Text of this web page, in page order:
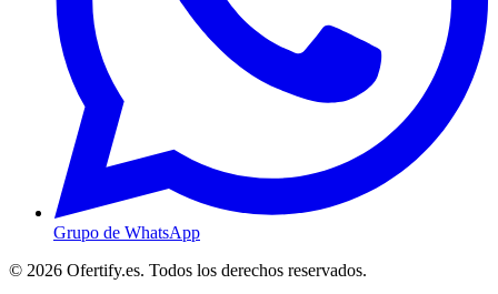
Grupo de WhatsApp
© 2026 Ofertify.es. Todos los derechos reservados.